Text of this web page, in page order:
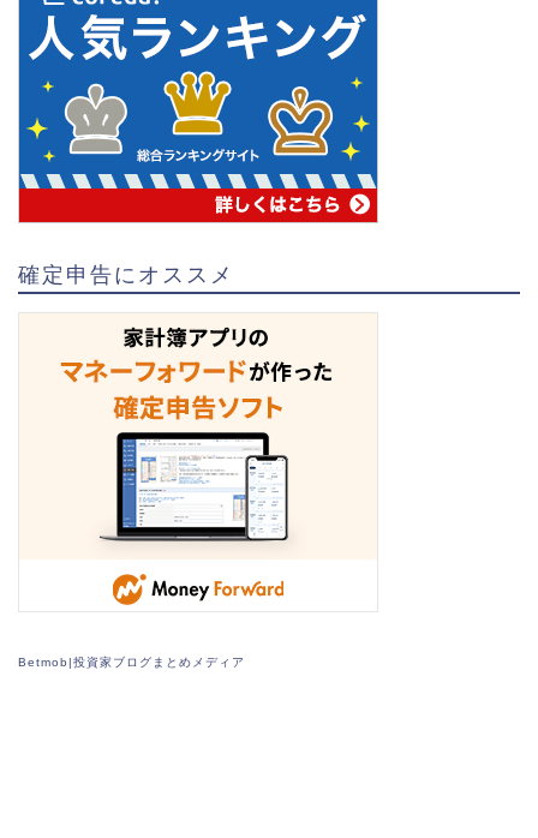
確定申告にオススメ
Betmob|投資家ブログまとめメディア